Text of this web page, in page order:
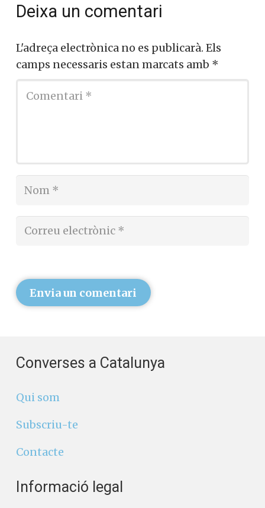
Deixa un comentari
L'adreça electrònica no es publicarà. Els
camps necessaris estan marcats amb *
Envia un comentari
Converses a Catalunya
Qui som
Subscriu-te
Contacte
Informació legal